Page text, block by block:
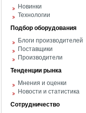
Новинки
Технологии
Подбор оборудования
Блоги производителей
Поставщики
Производители
Тенденции рынка
Мнения и оценки
Новости и статистика
Сотрудничество